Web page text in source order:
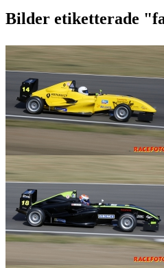
Bilder etiketterade